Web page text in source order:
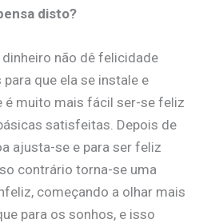
disto?
não dê felicidade
que ela se instale e
é muito mais fácil ser-se feliz
satisfeitas. Depois de
ajusta-se e para ser feliz
contrário torna-se uma
começando a olhar mais
para os sonhos, e isso